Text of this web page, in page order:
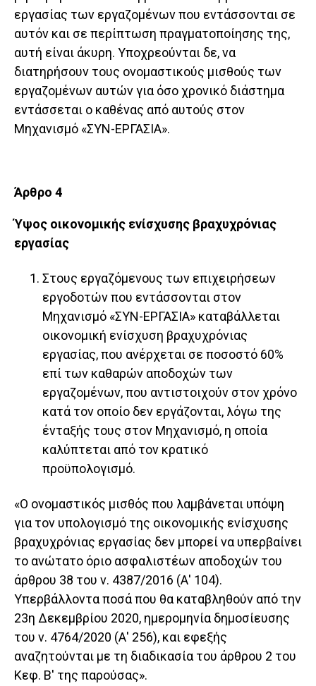
εργασίας των εργαζομένων που εντάσσονται σε
αυτόν και σε περίπτωση πραγματοποίησης της,
αυτή είναι άκυρη. Υποχρεούνται δε, να
διατηρήσουν τους ονομαστικούς μισθούς των
εργαζομένων αυτών για όσο χρονικό διάστημα
εντάσσεται ο καθένας από αυτούς στον
Μηχανισμό «ΣΥΝ-ΕΡΓΑΣΙΑ».
Άρθρο 4
Ύψος οικονομικής ενίσχυσης βραχυχρόνιας
εργασίας
Στους εργαζόμενους των επιχειρήσεων
εργοδοτών που εντάσσονται στον
Μηχανισμό «ΣΥΝ-ΕΡΓΑΣΙΑ» καταβάλλεται
οικονομική ενίσχυση βραχυχρόνιας
εργασίας, που ανέρχεται σε ποσοστό 60%
επί των καθαρών αποδοχών των
εργαζομένων, που αντιστοιχούν στον χρόνο
κατά τον οποίο δεν εργάζονται, λόγω της
ένταξής τους στον Μηχανισμό, η οποία
καλύπτεται από τον κρατικό
προϋπολογισμό.
«Ο ονομαστικός μισθός που λαμβάνεται υπόψη
για τον υπολογισμό της οικονομικής ενίσχυσης
βραχυχρόνιας εργασίας δεν μπορεί να υπερβαίνει
το ανώτατο όριο ασφαλιστέων αποδοχών του
άρθρου 38 του ν. 4387/2016 (Α' 104).
Υπερβάλλοντα ποσά που θα καταβληθούν από την
23η Δεκεμβρίου 2020, ημερομηνία δημοσίευσης
του ν. 4764/2020 (Α' 256), και εφεξής
αναζητούνται με τη διαδικασία του άρθρου 2 του
Κεφ. Β' της παρούσας».